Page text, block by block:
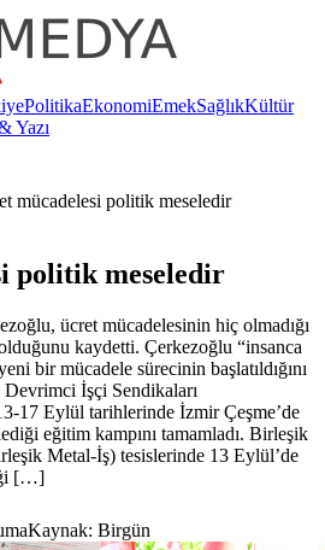
PolitikaEkonomiEmekSağlıkKültür
Yazı
mücadelesi politik meseledir
politik meseledir
ücret mücadelesinin hiç olmadığı
kaydetti. Çerkezoğlu “insanca
bir mücadele sürecinin başlatıldığını
İşçi Sendikaları
17 Eylül tarihlerinde İzmir Çeşme’de
eğitim kampını tamamladı. Birleşik
Metal-İş) tesislerinde 13 Eylül’de
[…]
Kaynak: Birgün